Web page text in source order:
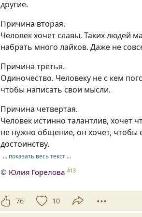
другие.
Причина вторая.
Человек хочет славы. Таких людей
набрать много лайков. Даже не
Причина третья.
Одиночество. Человеку не с кем
чтобы написать свои мысли.
Причина четвертая.
Человек истинно талантлив, хочет
не нужно общение, он хочет, чтобы
достоинству.
… показать весь текст …
© Юлия Горелова 413
76 10